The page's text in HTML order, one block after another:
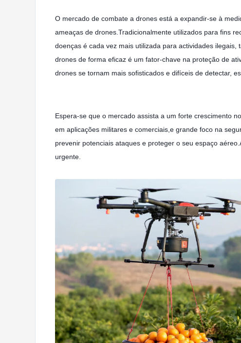
O mercado de combate a drones está a expandir-se à
ameaças de drones.Tradicionalmente utilizados para fins
doenças é cada vez mais utilizada para actividades
drones de forma eficaz é um fator-chave na proteção de
drones se tornam mais sofisticados e difíceis de detectar,
Espera-se que o mercado assista a um forte crescimento
em aplicações militares e comerciais,e grande foco na
prevenir potenciais ataques e proteger o seu espaço
urgente.